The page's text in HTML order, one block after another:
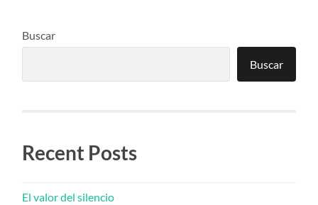
Buscar
Buscar
Recent Posts
El valor del silencio